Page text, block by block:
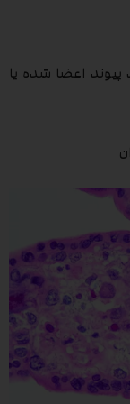
پیوند اعضا شده یا